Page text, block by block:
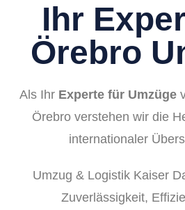
Ihr
Örebro
Als Ihr Experte für Umzüge
Örebro verstehen wir die
internationaler
Umzug & Logistik Kaiser
Zuverlässigkeit,